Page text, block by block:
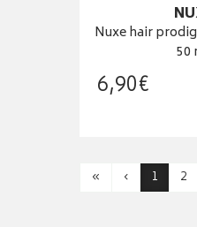
Nuxe hair
50
6,90€
« ‹ 1 2